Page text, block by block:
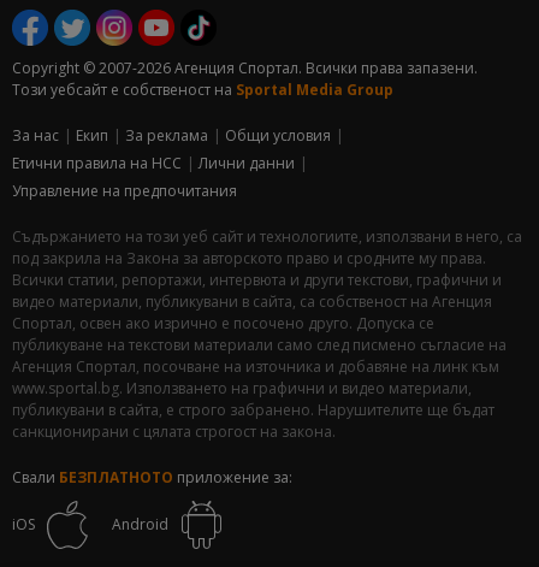
Copyright © 2007-2026 Агенция Спортал. Всички права запазени.
Този уебсайт е собственост на Sportal Media Group
За нас Екип За рекламa
Общи условия
Етични правила на НСС
Лични данни
Управление на предпочитания
Съдържанието на този уеб сайт и технологиите, използвани в него, са
под закрила на Закона за авторското право и сродните му права.
Всички статии, репортажи, интервюта и други текстови, графични и
видео материали, публикувани в сайта, са собственост на Агенция
Спортал, освен ако изрично е посочено друго. Допуска се
публикуване на текстови материали само след писмено съгласие на
Агенция Спортал, посочване на източника и добавяне на линк към
www.sportal.bg. Използването на графични и видео материали,
публикувани в сайта, е строго забранено. Нарушителите ще бъдат
санкционирани с цялата строгост на закона.
Свали БЕЗПЛАТНОТО приложение за:
iOS Android